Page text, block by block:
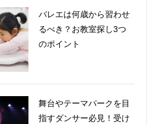
バレエは何歳から習わせ
るべき？お教室探し3つ
のポイント
舞台やテーマパークを目
指すダンサー必見！受け